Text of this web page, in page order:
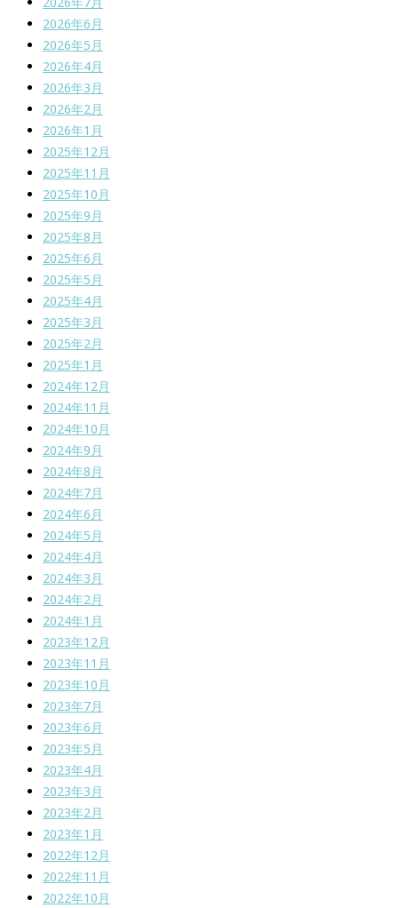
2026年6月
2026年5月
2026年4月
2026年3月
2026年2月
2026年1月
2025年12月
2025年11月
2025年10月
2025年9月
2025年8月
2025年6月
2025年5月
2025年4月
2025年3月
2025年2月
2025年1月
2024年12月
2024年11月
2024年10月
2024年9月
2024年8月
2024年7月
2024年6月
2024年5月
2024年4月
2024年3月
2024年2月
2024年1月
2023年12月
2023年11月
2023年10月
2023年7月
2023年6月
2023年5月
2023年4月
2023年3月
2023年2月
2023年1月
2022年12月
2022年11月
2022年10月